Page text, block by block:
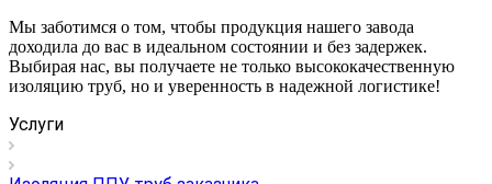
Мы заботимся о том, чтобы продукция нашего завода
доходила до вас в идеальном состоянии и без задержек.
Выбирая нас, вы получаете не только высококачественную
изоляцию труб, но и уверенность в надежной логистике!
Услуги